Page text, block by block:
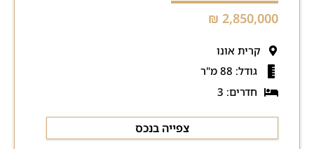
2,850,000 ₪
קרית אונו
גודל: 88 מ"ר
חדרים: 3
צפייה בנכס